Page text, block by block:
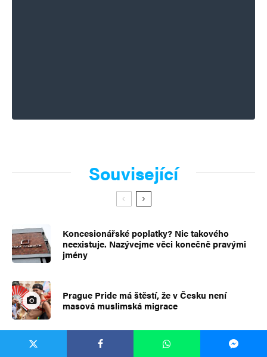
Související
Koncesionářské poplatky? Nic takového
neexistuje. Nazývejme věci konečně pravými
jmény
Prague Pride má štěstí, že v Česku není
masová muslimská migrace
Politický týdeník: Bojeschopní Ukrajinci se už